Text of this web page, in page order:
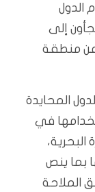
الدول
إلى
عن منطقة
المحايدة
في
البحرية،
بما ينص
الملاحة